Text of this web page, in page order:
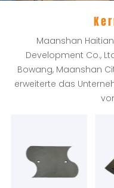
Maanshan
Development Co.,
Bowang, Maanshan
erweiterte das